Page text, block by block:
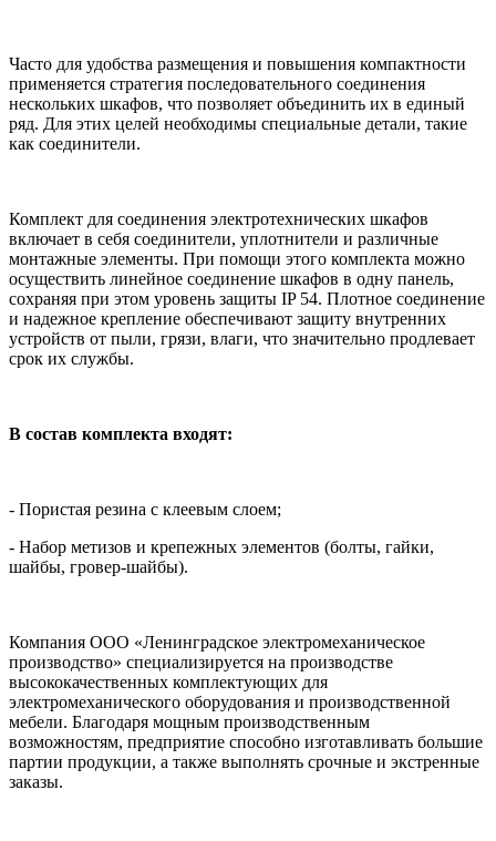
Часто для удобства размещения и повышения компактности
применяется стратегия последовательного соединения
нескольких шкафов, что позволяет объединить их в единый
ряд. Для этих целей необходимы специальные детали, такие
как соединители.
Комплект для соединения электротехнических шкафов
включает в себя соединители, уплотнители и различные
монтажные элементы. При помощи этого комплекта можно
осуществить линейное соединение шкафов в одну панель,
сохраняя при этом уровень защиты IP 54. Плотное соединение
и надежное крепление обеспечивают защиту внутренних
устройств от пыли, грязи, влаги, что значительно продлевает
срок их службы.
В состав комплекта входят:
- Пористая резина с клеевым слоем;
- Набор метизов и крепежных элементов (болты, гайки,
шайбы, гровер-шайбы).
Компания ООО «Ленинградское электромеханическое
производство» специализируется на производстве
высококачественных комплектующих для
электромеханического оборудования и производственной
мебели. Благодаря мощным производственным
возможностям, предприятие способно изготавливать большие
партии продукции, а также выполнять срочные и экстренные
заказы.